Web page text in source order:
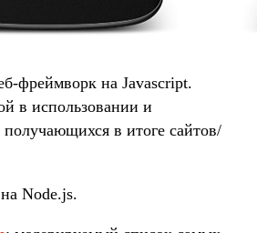
фреймворк на Javascript.
в использовании и
в итоге сайтов/
Node.js.